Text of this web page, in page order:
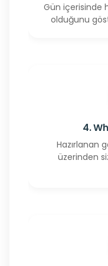
Gün içerisinde
olduğunu
4.
Hazırlanan
üzerinden